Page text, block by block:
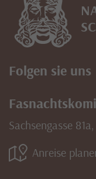
Folgen sie uns
Sachsengasse
Anreise